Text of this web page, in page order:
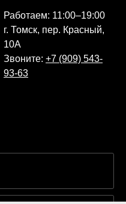
Работаем: 11:00–19:00
г. Томск, пер. Красный,
10А
Звоните: +7 (909) 543-
93-63